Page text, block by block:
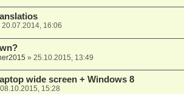
20.07.2014, 16:06
» 25.10.2015, 13:49
wide screen + Windows 8
08.10.2015, 15:28